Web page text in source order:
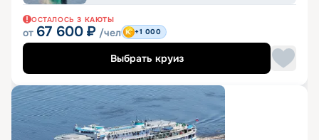
ОСТАЛОСЬ 3 КАЮТЫ
от 67 600 ₽ /чел +1 000
Выбрать круиз